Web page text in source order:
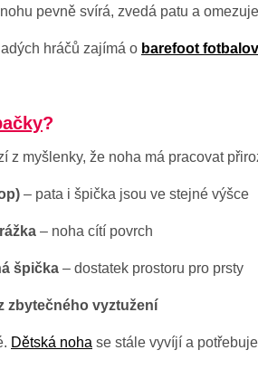
pevně svírá, zvedá patu a
hráčů zajímá o barefoot
?
z myšlenky, že noha má pracovat
– pata i špička jsou ve stejné výšce
– noha cítí povrch
špička – dostatek prostoru pro prsty
zbytečného vyztužení
Dětská noha se stále vyvíjí a